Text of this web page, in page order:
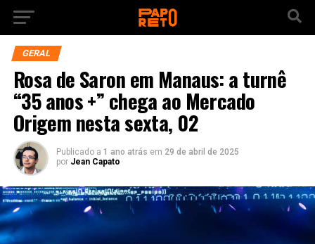
GERAL
Rosa de Saron em Manaus: a turnê
“35 anos +” chega ao Mercado
Origem nesta sexta, 02
Publicado a 1 ano atrás em 29 de abril de 2025
por Jean Capato